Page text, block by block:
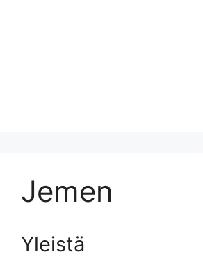
Jemen
Yleistä